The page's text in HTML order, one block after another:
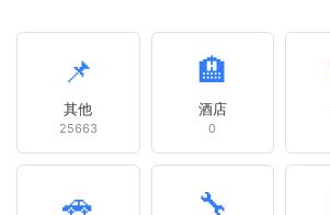
📌
其他
25663
🏨
酒店
0
🚗 🔧